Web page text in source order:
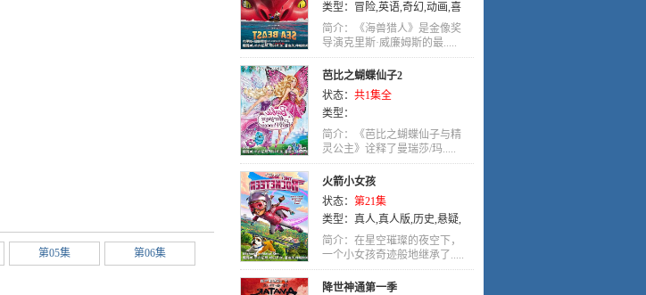
第05集 第06集
类型： 冒险,英语,奇幻,动画,喜
剧
简介：《海兽猎人》是金像奖
导演克里斯·威廉姆斯的最.....
芭比之蝴蝶仙子2
状态： 共1集全
类型：
简介：《芭比之蝴蝶仙子与精
灵公主》诠释了曼瑞莎/玛.....
火箭小女孩
状态： 第21集
类型： 真人,真人版,历史,悬疑,
少年,宠物,科幻,冒险,英语,奇幻
动画, 喜剧
简介：在星空璀璨的夜空下，
一个小女孩奇迹般地继承了.....
降世神通第一季